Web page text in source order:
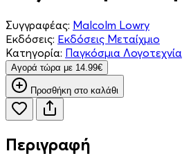
Συγγραφέας: Malcolm Lowry
Εκδόσεις: Εκδόσεις Μεταίχμιο
Κατηγορία: Παγκόσμια Λογοτεχνία
Aγορά τώρα με 14.99€
Προσθήκη στο καλάθι
Περιγραφή